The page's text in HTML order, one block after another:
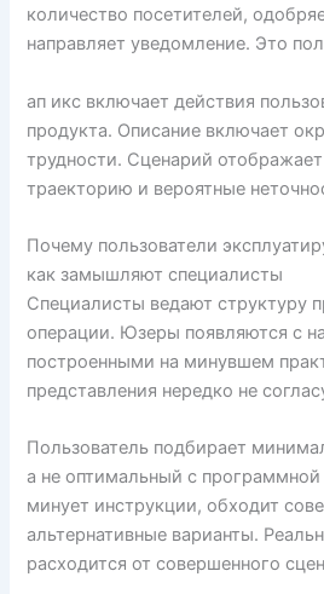
количество посетителей,
направляет уведомление. Это
ап икс включает действия
продукта. Описание включает
трудности. Сценарий
траекторию и вероятные
Почему пользователи
как замышляют специалисты
Специалисты ведают структуру
операции. Юзеры появляются с
построенными на минувшем
представления нередко не
Пользователь подбирает
а не оптимальный с
минует инструкции, обходит
альтернативные варианты.
расходится от совершенного